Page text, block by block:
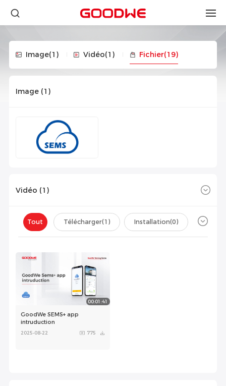
Image(1) Vidéo(1) Fichier(19)
Image (1 )
Vidéo (1 )
Tout Télécharger(1 ) Installation(0)
00:01:41
GoodWe SEMS+ app
intruduction
2025-08-22 775